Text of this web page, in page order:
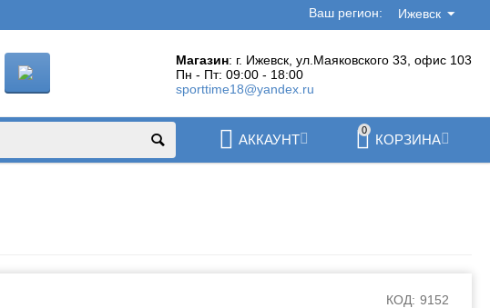
Ижевск
Ваш регион:
Магазин: г. Ижевск, ул.Маяковского 33, офис 103
Пн - Пт: 09:00 - 18:00
sporttime18@yandex.ru
0
КОРЗИНА
АККАУНТ
КОД: 9152